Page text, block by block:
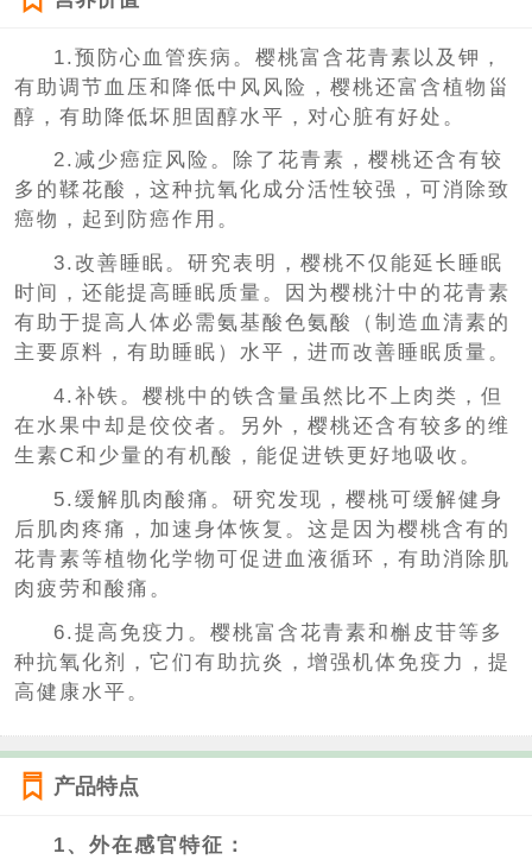
1.预防心血管疾病。樱桃富含花青素以及钾，
有助调节血压和降低中风风险，樱桃还富含植物甾
醇，有助降低坏胆固醇水平，对心脏有好处。
2.减少癌症风险。除了花青素，樱桃还含有较
多的鞣花酸，这种抗氧化成分活性较强，可消除致
癌物，起到防癌作用。
3.改善睡眠。研究表明，樱桃不仅能延长睡眠
时间，还能提高睡眠质量。因为樱桃汁中的花青素
有助于提高人体必需氨基酸色氨酸（制造血清素的
主要原料，有助睡眠）水平，进而改善睡眠质量。
4.补铁。樱桃中的铁含量虽然比不上肉类，但
在水果中却是佼佼者。另外，樱桃还含有较多的维
生素C和少量的有机酸，能促进铁更好地吸收。
5.缓解肌肉酸痛。研究发现，樱桃可缓解健身
后肌肉疼痛，加速身体恢复。这是因为樱桃含有的
花青素等植物化学物可促进血液循环，有助消除肌
肉疲劳和酸痛。
6.提高免疫力。樱桃富含花青素和槲皮苷等多
种抗氧化剂，它们有助抗炎，增强机体免疫力，提
高健康水平。
产品特点
1、外在感官特征：